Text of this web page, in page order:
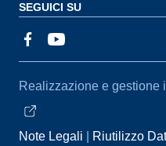
SEGUICI SU
Sezione Link
Realizzazione e gestione
Note Legali Riutilizzo